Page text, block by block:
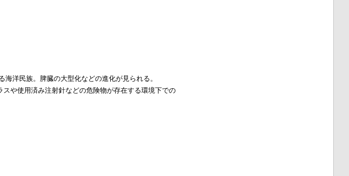
洋民族。脾臓の大型化などの進化が見られる。
や使用済み注射針などの危険物が存在する環境下での